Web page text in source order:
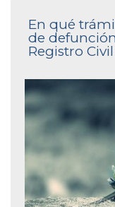
En qué
de
Registro